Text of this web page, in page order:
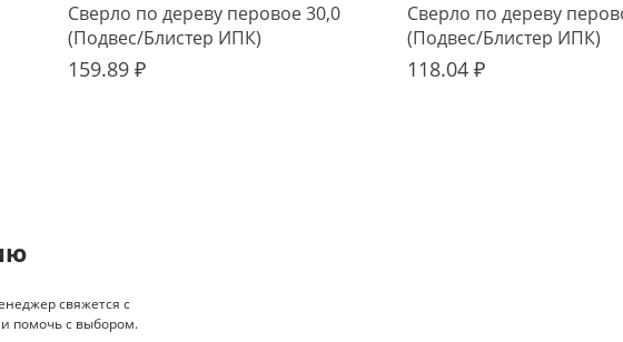
Сверло по дереву перовое 30,0
(Подвес/Блистер ИПК)
159.89 ₽
Сверло по дереву
(Подвес/Блистер ИПК)
118.04 ₽
свяжется с
помочь с выбором.